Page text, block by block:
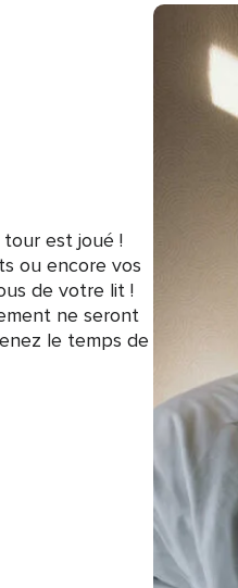
est joué !
ou encore vos
de votre lit !
ne seront
le temps de